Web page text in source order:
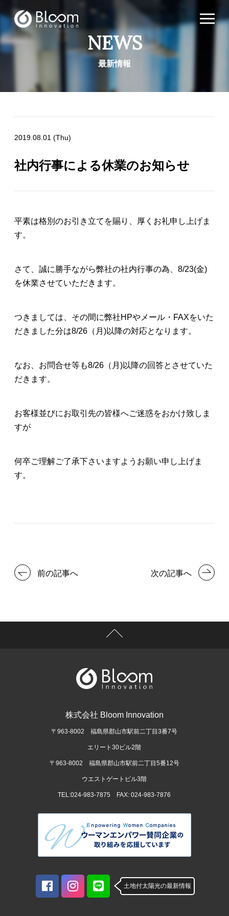
NEWS
最新情報
2019.08.01 (Thu)
社内行事による休業のお知らせ
平素は格別のお引き立てを賜り、厚くお礼申し上げま
す。
さて、誠に勝手ながら弊社の社内行事の為、8/23(金)
を休業させていただきます。
つきましては、その間に弊社HPやメール・FAXをいた
だきました分は8/26（月)以降の対応となります。
なお、お問合せ等も8/26（月)以降の回答とさせていた
だきます。
お客様並びにお取引先の皆様へご迷惑をおかけ致しま
すが
何卒ご理解ご了承下さいますようお願い申し上げま
す。
前の記事へ 次の記事へ
株式会社 Bloom Innovation
〒963-8002 福島県郡山市駅前二丁目3番7号
エリート30ビル2階
〒963-8002 福島県郡山市駅前二丁目5番12号
ウエストゲートビル3階
TEL:024-983-7875 FAX: 024-983-7876
土地付太陽光の最新情報